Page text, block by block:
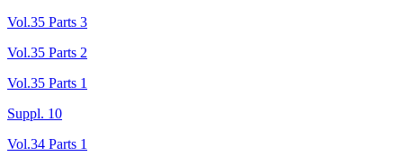
Vol.35 Parts 3
Vol.35 Parts 2
Vol.35 Parts 1
Suppl. 10
Vol.34 Parts 1